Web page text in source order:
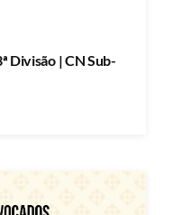
Divisão | CN Sub-